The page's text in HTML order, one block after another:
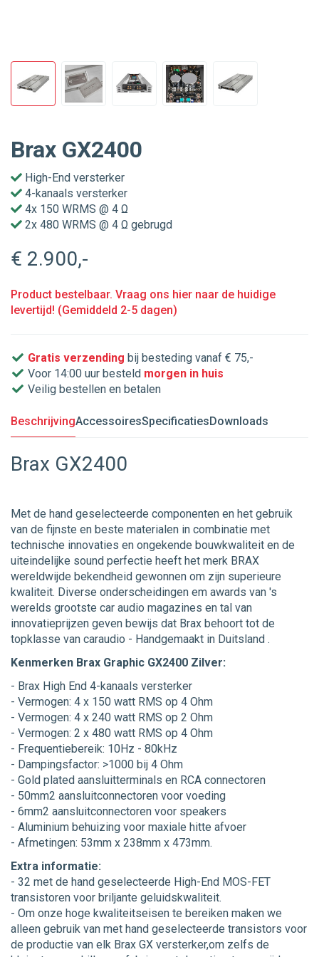
Brax GX2400
High-End versterker
4-kanaals versterker
4x 150 WRMS @ 4 Ω
2x 480 WRMS @ 4 Ω gebrugd
€ 2.900,-
Product bestelbaar. Vraag ons hier naar de huidige
levertijd! (Gemiddeld 2-5 dagen)
Gratis verzending bij besteding vanaf € 75,-
Voor 14:00 uur besteld morgen in huis
Veilig bestellen en betalen
BeschrijvingAccessoiresSpecificatiesDownloads
Brax GX2400
Met de hand geselecteerde componenten en het gebruik
van de fijnste en beste materialen in combinatie met
technische innovaties en ongekende bouwkwaliteit en de
uiteindelijke sound perfectie heeft het merk BRAX
wereldwijde bekendheid gewonnen om zijn superieure
kwaliteit. Diverse onderscheidingen em awards van 's
werelds grootste car audio magazines en tal van
innovatieprijzen geven bewijs dat Brax behoort tot de
topklasse van caraudio - Handgemaakt in Duitsland .
Kenmerken Brax Graphic GX2400 Zilver:
- Brax High End 4-kanaals versterker
- Vermogen: 4 x 150 watt RMS op 4 Ohm
- Vermogen: 4 x 240 watt RMS op 2 Ohm
- Vermogen: 2 x 480 watt RMS op 4 Ohm
- Frequentiebereik: 10Hz - 80kHz
- Dampingsfactor: >1000 bij 4 Ohm
- Gold plated aansluitterminals en RCA connectoren
- 50mm2 aansluitconnectoren voor voeding
- 6mm2 aansluitconnectoren voor speakers
- Aluminium behuizing voor maxiale hitte afvoer
- Afmetingen: 53mm x 238mm x 473mm.
Extra informatie:
- 32 met de hand geselecteerde High-End MOS-FET
transistoren voor briljante geluidskwaliteit.
- Om onze hoge kwaliteitseisen te bereiken maken we
alleen gebruik van met hand geselecteerde transistors voor
de productie van elk Brax GX versterker,om zelfs de